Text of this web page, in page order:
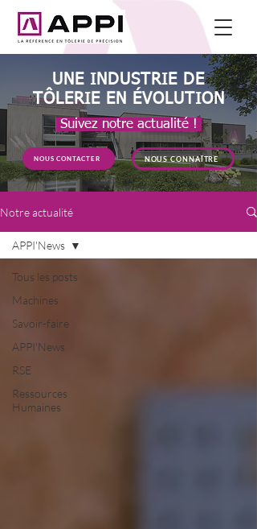
UNE INDUSTRIE DE
TÔLERIE EN ÉVOLUTION
Suivez notre actualité !
NOUS CONTACTER NOUS CONNAÎTRE
Notre actualité
Tous les posts
Machines
Savoir-faire
APPI'News
RSE
Ressources
Humaines
APPI'News